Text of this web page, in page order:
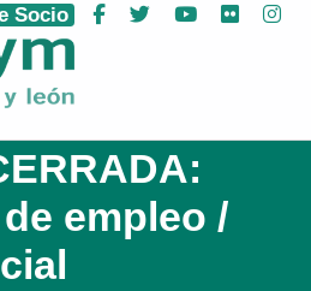
ASPAYM Castilla y León
Socio Facebook
Twitter YouTube
Flickr
empleo /